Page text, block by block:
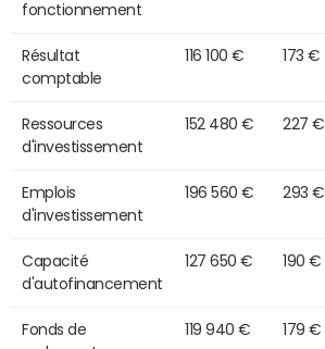
fonctionnement
Résultat
comptable
116 100 € 173 €
Ressources
d'investissement
152 480 € 227 €
Emplois
d'investissement
196 560 € 293 €
Capacité
d'autofinancement
127 650 € 190 €
Fonds de
119 940 € 179 €